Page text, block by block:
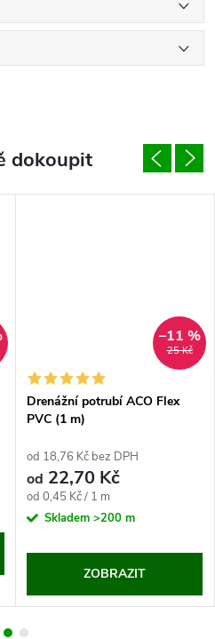
dokoupit
25 Kč
–11 %
Drenážní potrubí ACO Flex
PVC (1 m)
od 18,76 Kč bez DPH
od 22,70 Kč
Měrná
cena:
od 0,45 Kč / 1 m
Skladem >200 m
ZOBRAZIT